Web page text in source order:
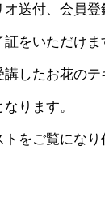
送付、会員
をいただけま
したお花の
ります。
をご覧にな